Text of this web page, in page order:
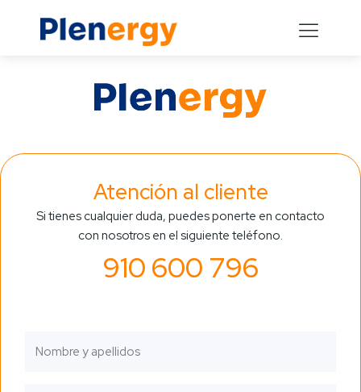
Atención al cliente
Si tienes cualquier duda, puedes ponerte en contacto
con nosotros en el siguiente teléfono.
910 600 796